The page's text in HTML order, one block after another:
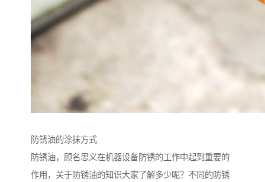
防锈油的涂抹方式
防锈油，顾名思义在机器设备防锈的工作中起到重要的
作用，关于防锈油的知识大家了解多少呢？不同的防锈